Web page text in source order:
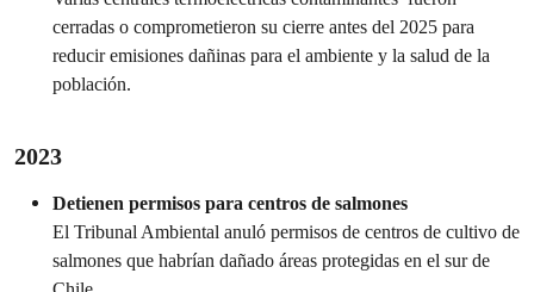
cerradas o comprometieron su cierre antes del 2025 para
reducir emisiones dañinas para el ambiente y la salud de la
población.
2023
Detienen permisos para centros de salmones
El Tribunal Ambiental anuló permisos de centros de cultivo de
salmones que habrían dañado áreas protegidas en el sur de